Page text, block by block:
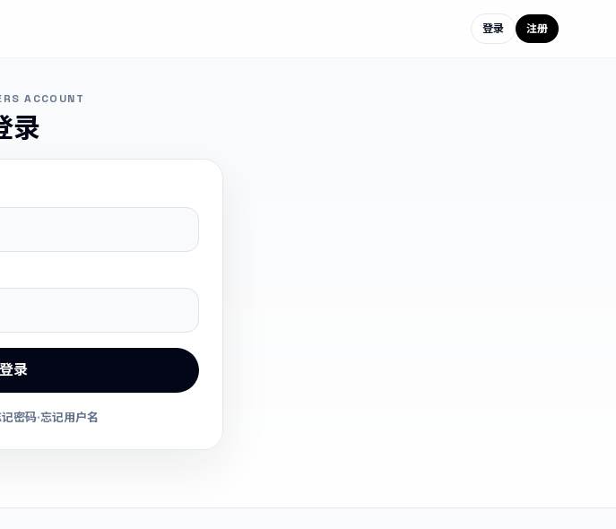
登录 注册
ACCOUNT
录
登录
密码·忘记用户名